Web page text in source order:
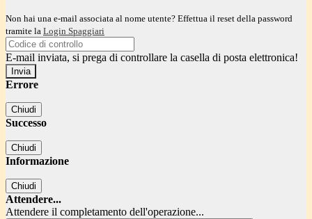
Non hai una e-mail associata al nome utente? Effettua il reset della password
tramite la Login Spaggiari
E-mail inviata, si prega di controllare la casella di posta elettronica!
Errore
Chiudi
Successo
Chiudi
Informazione
Chiudi
Attendere...
Attendere il completamento dell'operazione...